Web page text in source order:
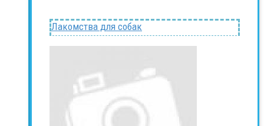
Лакомства для собак